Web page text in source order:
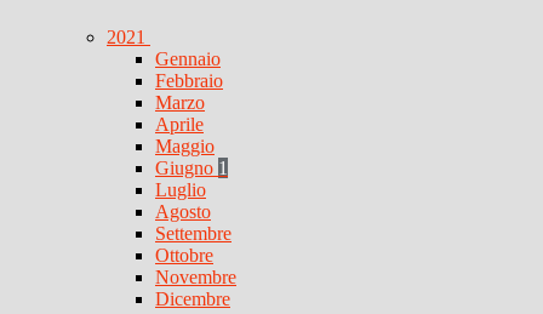
2021
Gennaio
Febbraio
Marzo
Aprile
Maggio
Giugno 1
Luglio
Agosto
Settembre
Ottobre
Novembre
Dicembre